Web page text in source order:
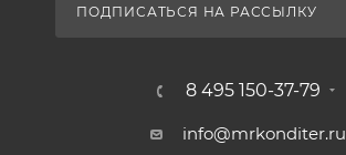
ПОДПИСАТЬСЯ НА РАССЫЛКУ
8 495 150-37-79
info@mrkonditer.ru